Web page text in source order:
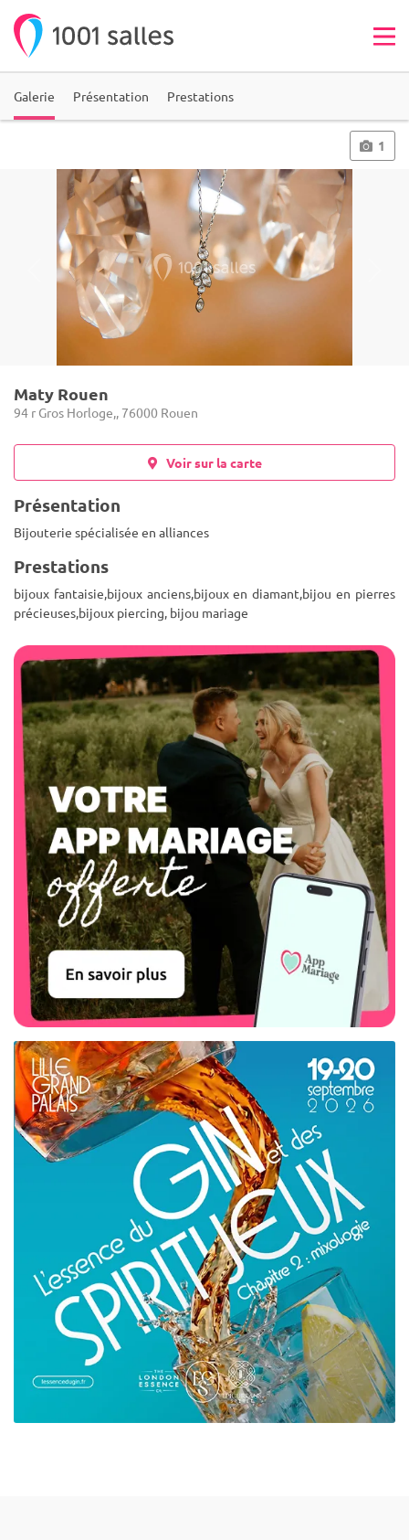
Galerie Présentation Prestations
1
Maty Rouen
94 r Gros Horloge,, 76000 Rouen
Voir sur la carte
Présentation
Bijouterie spécialisée en alliances
Prestations
bijoux fantaisie,bijoux anciens,bijoux en diamant,bijou en pierres
précieuses,bijoux piercing, bijou mariage